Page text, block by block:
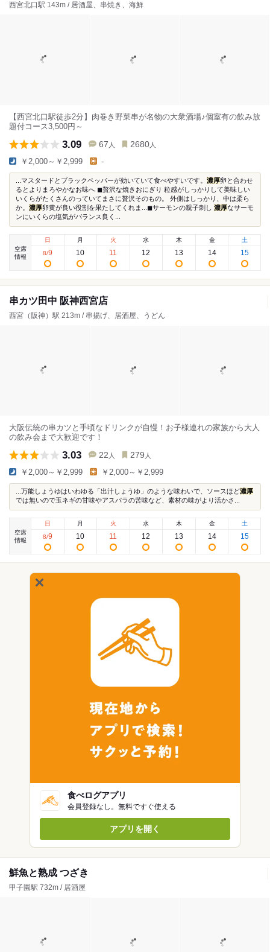
西宮北口駅 143m / 居酒屋、串焼き、海鮮
【西宮北口駅徒歩2分】肉巻き野菜串が名物の大衆酒場♪個室有の飲み放
題付コース3,500円～
3.09 67 人 2680 人
￥2,000～￥2,999 -
...マスタードとブラックペッパーが効いていて食べやすいです。 濃厚卵と合わせ
るとよりまろやかなお味へ ◼︎贅沢な焼きおにぎり 粒感がしっかりして美味しい
いくらがたくさんのっていてまさに贅沢そのもの。 外側はしっかり、中は柔ら
か。 濃厚卵黄が良い役割を果たしてくれま...◼︎サーモンの親子刺し 濃厚なサーモ
ンにいくらの塩気がバランス良く...
空席
情報
日
8/9
月
10
火
11
水
12
木
13
金
14
土
15
串カツ田中 阪神西宮店
西宮（阪神）駅 213m / 串揚げ、居酒屋、うどん
大阪伝統の串カツと手頃なドリンクが自慢！お子様連れの家族から大人
の飲み会まで大歓迎です！
3.03 22 人 279 人
￥2,000～￥2,999 ￥2,000～￥2,999
...万能しょうゆはいわゆる「出汁しょうゆ」のような味わいで、ソースほど濃厚
では無いので玉ネギの甘味やアスパラの苦味など、素材の味がより活かさ...
空席
情報
日
8/9
月
10
火
11
水
12
木
13
金
14
土
15
食べログアプリ
会員登録なし。無料ですぐ使える
アプリを開く
鮮魚と熟成 つざき
甲子園駅 732m / 居酒屋